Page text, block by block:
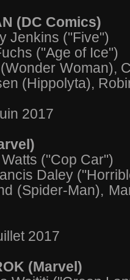
(DC Comics)
Jenkins ("Five")
("Age of Ice")
Woman),
(Hippolyta),
2017
("Cop Car")
Daley
(Spider-Man),
2017
(Marvel)